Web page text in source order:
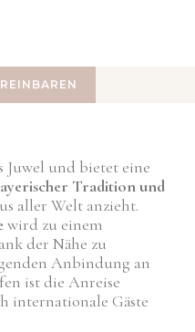
Juwel und bietet eine
Tradition und
aller Welt anzieht.
wird zu einem
der Nähe zu
Anbindung an
ist die Anreise
internationale Gäste